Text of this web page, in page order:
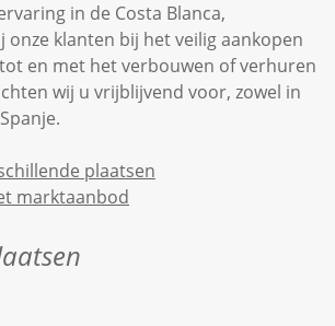
in de Costa Blanca,
onze klanten bij het veilig aankopen
en met het verbouwen of verhuren
wij u vrijblijvend voor, zowel in
plaatsen
marktaanbod